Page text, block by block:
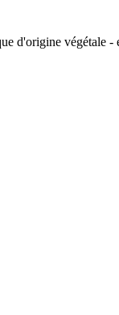
d'origine végétale -